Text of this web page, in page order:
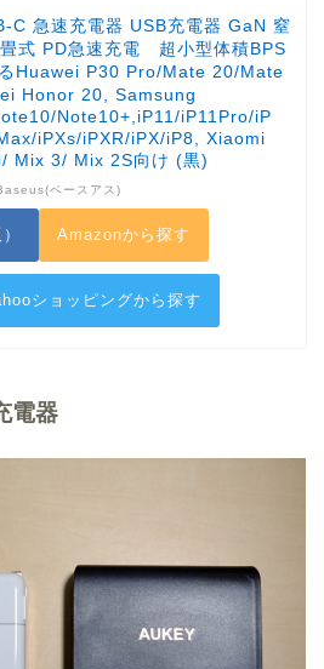
C 急速充電器 USB充電器 GaN 窒
式 PD急速充電 超小型体積BPS
Huawei P30 Pro/Mate 20/Mate
Honor 20, Samsung
Note10+,iP11/iP11Pro/iP
iPXs/iPXR/iPX/iP8, Xiaomi
Mix 3/ Mix 2S向け (黒)
ベースアス)
Amazonから探す
ショッピングから探す
電器